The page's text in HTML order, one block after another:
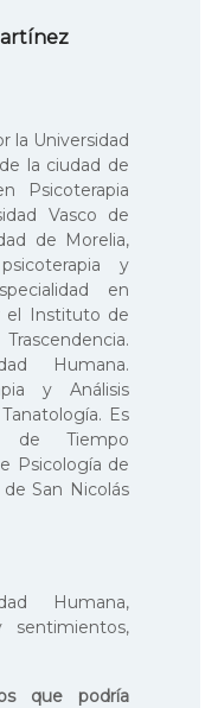
la Universidad
la ciudad de
Psicoterapia
Vasco de
de Morelia,
y
en
el Instituto de
Humana.
y Análisis
Es
de Tiempo
Psicología de
San Nicolás
Humana,
que podría